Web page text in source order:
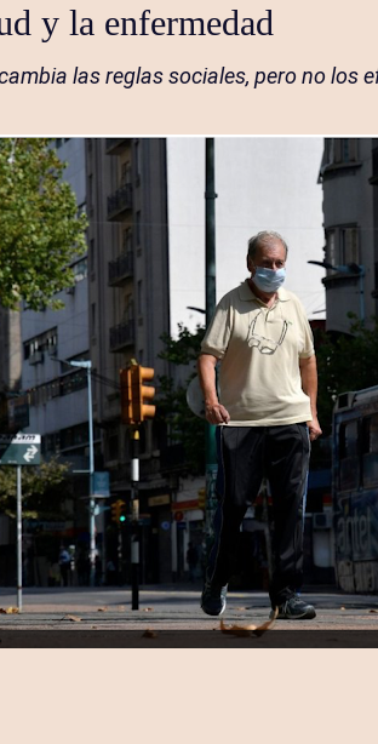
y la enfermedad
las reglas sociales, pero no los